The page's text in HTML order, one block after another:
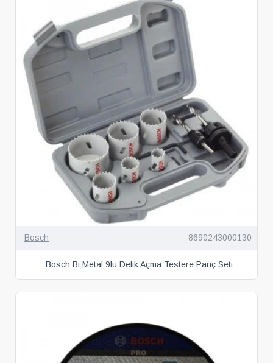
Bosch 8690243000130
Bosch Bi Metal 9lu Delik Açma Testere Panç Seti